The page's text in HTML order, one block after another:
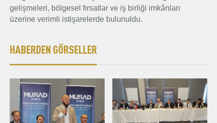
gelişmeleri, bölgesel fırsatlar ve iş birliği imkânları
üzerine verimli istişarelerde bulunuldu.
HABERDEN GÖRSELLER